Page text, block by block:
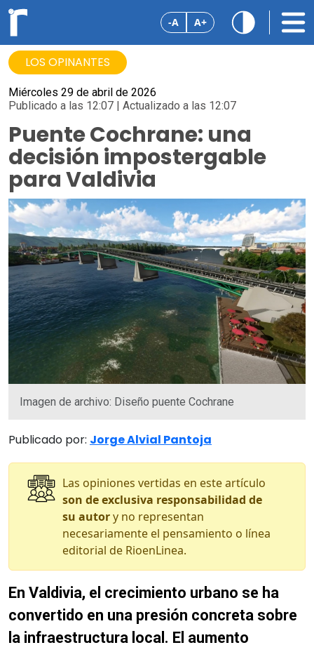
-A A+
LOS OPINANTES
Miércoles 29 de abril de 2026
Publicado a las 12:07 | Actualizado a las 12:07
Puente Cochrane: una
decisión impostergable
para Valdivia
Imagen de archivo: Diseño puente Cochrane
Publicado por: Jorge Alvial Pantoja
Las opiniones vertidas en este artículo
son de exclusiva responsabilidad de
su autory no representan
necesariamente el pensamiento o línea
editorial de RioenLinea.
En Valdivia, el crecimiento urbano se ha
convertido en una presión concreta sobre
la infraestructura local. El aumento